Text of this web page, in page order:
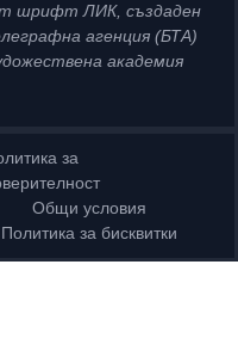
шрифт ЛИК, създаден
агенция (БТА)
академия
за
Общи условия
Политика за бисквитки